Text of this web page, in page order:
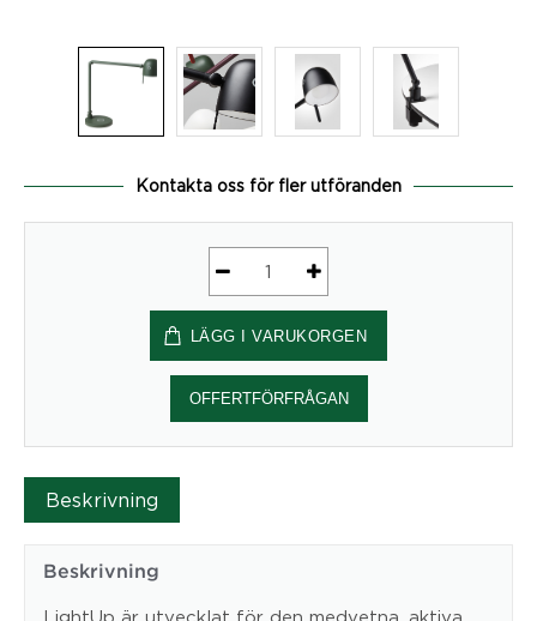
Kontakta oss för fler utföranden
Skrivbordslampa
LightUp
NEOS
X
Skogsgrön
mängd
LÄGG I VARUKORGEN
OFFERTFÖRFRÅGAN
Beskrivning
Beskrivning
LightUp är utvecklat för den medvetna, aktiva